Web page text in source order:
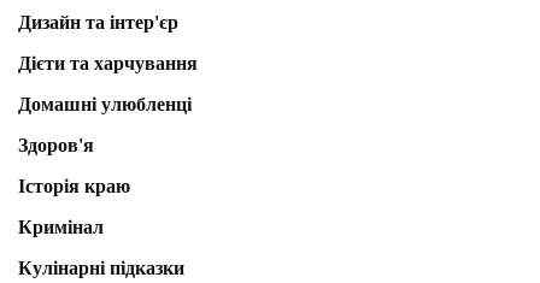
Дизайн та інтер'єр
Дієти та харчування
Домашні улюбленці
Здоров'я
Історія краю
Кримінал
Кулінарні підказки